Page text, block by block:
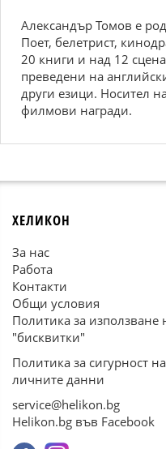
Александър Томов е
Поет, белетрист,
20 книги и над 12
преведени на
други езици. Носител
филмови награди.
ХЕЛИКОН
За нас
Работа
Контакти
Общи условия
Политика за използване
"бисквитки"
Политика за сигурност на
личните данни
service@helikon.bg
Helikon.bg във Facebook